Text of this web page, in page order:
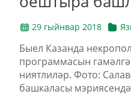
29 гыйнвар 2018
Быел Казанда
программасын
ниятлиләр. Фото:
башкаласы